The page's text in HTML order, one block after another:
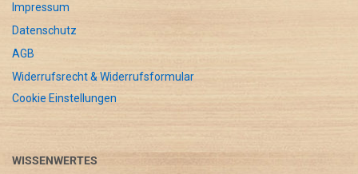
Impressum
Datenschutz
AGB
Widerrufsrecht & Widerrufsformular
Cookie Einstellungen
WISSENWERTES